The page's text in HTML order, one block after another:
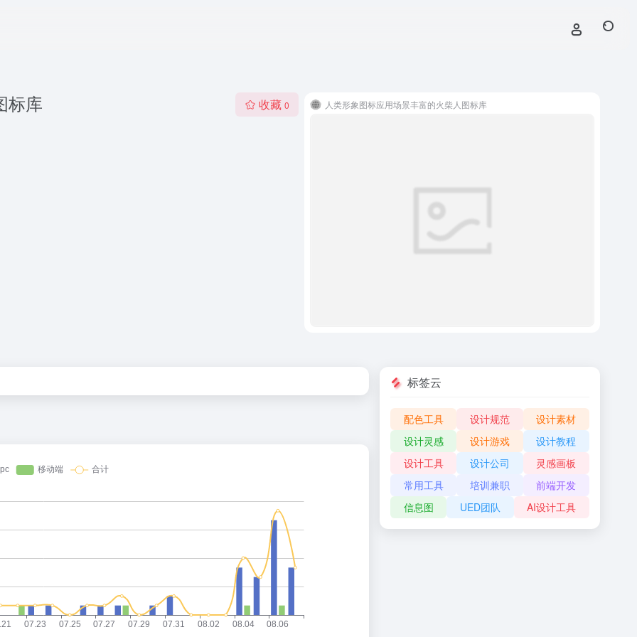
标库 收藏 0 人类形象图标应用场景丰富的火柴人图标库
标签云
配色工具 设计规范
设计素材
设计灵感
设计游戏
设计教程
设计工具
设计公司
灵感画板
常用工具
培训兼职
前端开发
信息图
UED团队 AI设计工具